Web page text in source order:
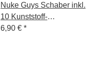
Nuke Guys Schaber inkl.
10 Kunststoff-
Ersatzklingen
6,90 € *